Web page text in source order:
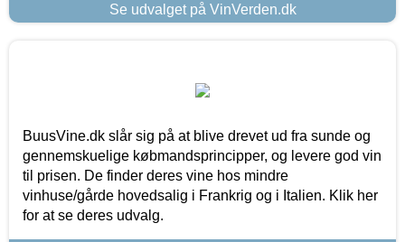
Se udvalget på VinVerden.dk
BuusVine.dk slår sig på at blive drevet ud fra sunde og
gennemskuelige købmandsprincipper, og levere god vin
til prisen. De finder deres vine hos mindre
vinhuse/gårde hovedsalig i Frankrig og i Italien. Klik her
for at se deres udvalg.